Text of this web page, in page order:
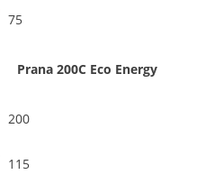
75
Prana 200C Eco Energy
200
115